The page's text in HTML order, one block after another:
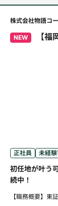
株式会社物語コ
NEW 【
正社員 未経
初任地が叶う
続中！
【職務概要】東